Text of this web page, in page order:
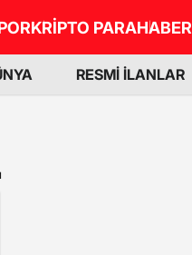
KRİPTO PARAHABER
RESMİ İLANLAR